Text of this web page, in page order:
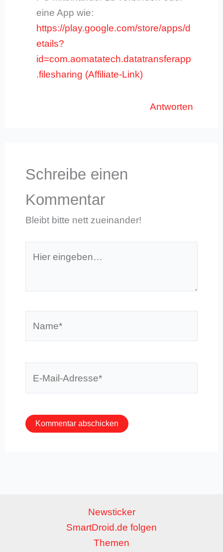
eine App wie:
https://play.google.com/store/apps/d
etails?
id=com.aomatatech.datatransferapp
.filesharing
Antworten
Schreibe einen
Kommentar
Bleibt bitte nett zueinander!
eingeben…
Newsticker
SmartDroid.de folgen
Themen